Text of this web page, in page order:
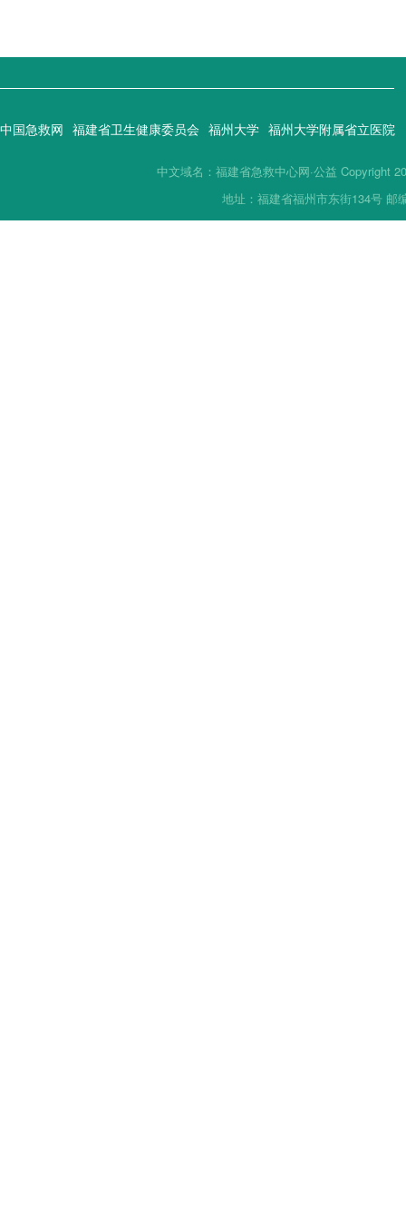
中国急救网 福建省卫生健康委员会 福州大学 福州大学附属省立医院
中文域名：福建省急救中心网·公益 Copyright
地址：福建省福州市东街134号 邮